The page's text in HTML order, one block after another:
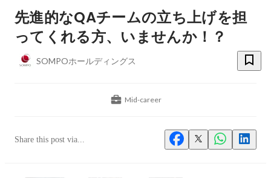
先進的なQAチームの立ち上げを担
ってくれる方、いませんか！？
SOMPOホールディングス
Mid-career
Share this post via...